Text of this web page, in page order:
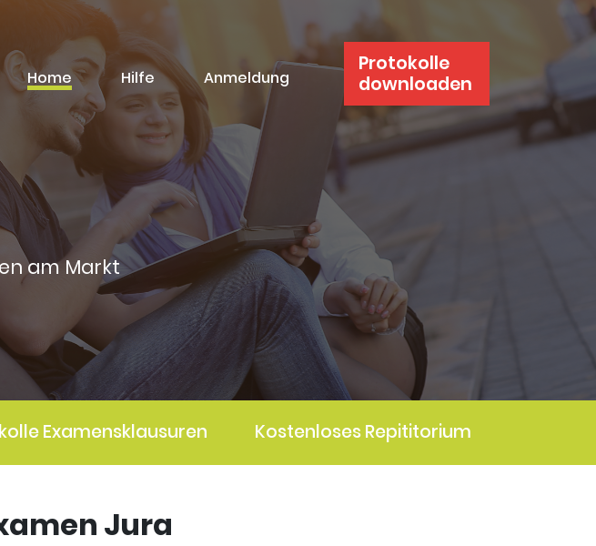
Home Hilfe Anmeldung
Protokolle
downloaden
am Markt
Examensklausuren Kostenloses Repititorium
Jura